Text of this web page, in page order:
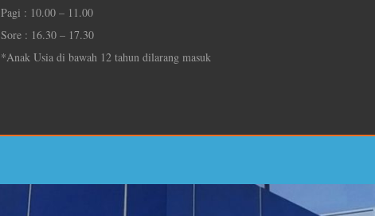
Pagi : 10.00 – 11.00
Sore : 16.30 – 17.30
*Anak Usia di bawah 12 tahun dilarang masuk